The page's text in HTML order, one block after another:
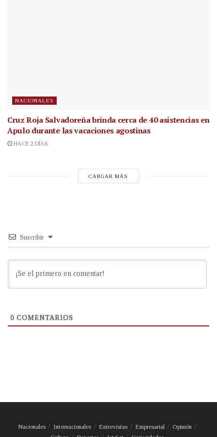
NACIONALES
Cruz Roja Salvadoreña brinda cerca de 40 asistencias en
Apulo durante las vacaciones agostinas
HACE 2 DÍAS
CARGAR MÁS
Suscribir
0 COMENTARIOS
Nacionales Internacionales Entrevistas Empresarial
Opinión